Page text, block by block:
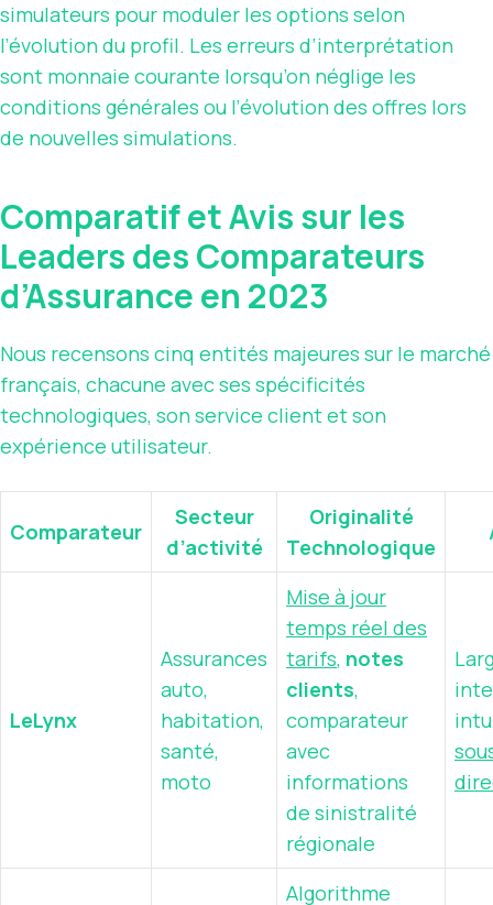
simulateurs pour moduler les options selon
l’évolution du profil. Les erreurs d’interprétation
sont monnaie courante lorsqu’on néglige les
conditions générales ou l’évolution des offres lors
de nouvelles simulations.
Comparatif et Avis sur les
Leaders des Comparateurs
d’Assurance en 2023
Nous recensons cinq entités majeures sur le marché
français, chacune avec ses spécificités
technologiques, son service client et son
expérience utilisateur.
Comparateur
Secteur
d’activité
Originalité
Technologique
LeLynx
Assurances
auto,
habitation,
santé,
moto
Mise à jour
temps réel des
tarifs, notes
clients,
comparateur
avec
informations
de sinistralité
régionale
Algorithme